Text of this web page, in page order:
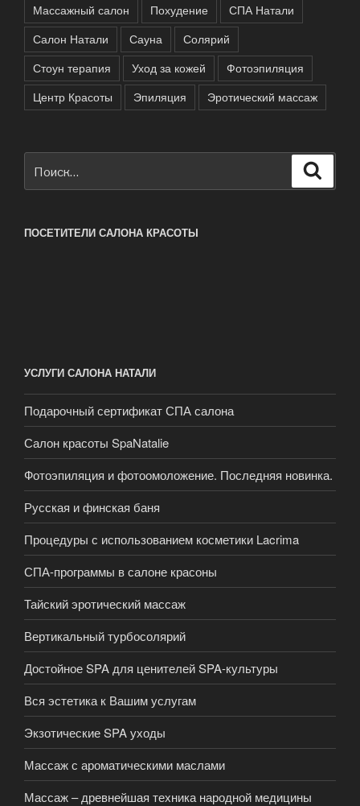
Массажный салон
Похудение
СПА Натали
Салон Натали
Сауна
Солярий
Стоун терапия
Уход за кожей
Фотоэпиляция
Центр Красоты
Эпиляция Эротический массаж
ПОСЕТИТЕЛИ САЛОНА КРАСОТЫ
УСЛУГИ САЛОНА НАТАЛИ
Подарочный сертификат СПА салона
Салон красоты SpaNatalie
Фотоэпиляция и фотоомоложение. Последняя новинка.
Русская и финская баня
Процедуры с использованием косметики Lacrima
СПА-программы в салоне красоны
Тайский эротический массаж
Вертикальный турбосолярий
Достойное SPA для ценителей SPA-культуры
Вся эстетика к Вашим услугам
Экзотические SPA уходы
Массаж с ароматическими маслами
Массаж – древнейшая техника народной медицины